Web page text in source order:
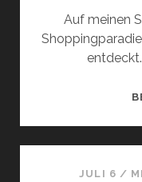
Auf meinen
JULI 6 /